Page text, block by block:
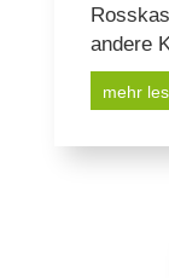
andere
mehr